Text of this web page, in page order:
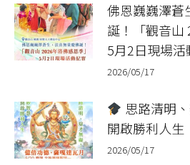
佛恩巍巍澤蒼
誕！「觀音山
5月2日現場活
2026/05/17
思路清明
開啟勝利人生
2026/05/17